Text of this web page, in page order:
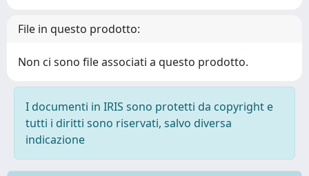
File in questo prodotto:
Non ci sono file associati a questo prodotto.
I documenti in IRIS sono protetti da copyright e
tutti i diritti sono riservati, salvo diversa
indicazione